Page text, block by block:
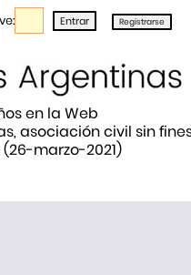
en la Web
asociación civil sin
marzo-2021)